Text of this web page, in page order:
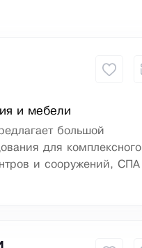
и мебели
большой
для комплексного
и сооружений, СПА